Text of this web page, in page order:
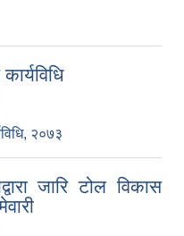
२०७३
जारि टोल विकास